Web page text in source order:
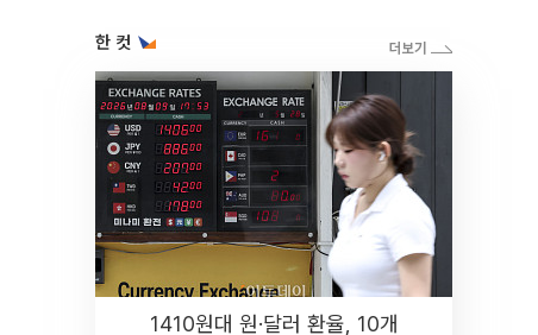
한 컷
1410원대 원·달러 환율, 10개